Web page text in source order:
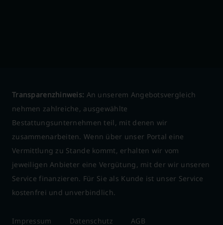
Transparenzhinweis: An unserem Angebotsvergleich
nehmen zahlreiche, ausgewählte
Bestattungsunternehmen teil, mit denen wir
zusammenarbeiten. Wenn über unser Portal eine
Vermittlung zu Stande kommt, erhalten wir vom
jeweiligen Anbieter eine Vergütung, mit der wir unseren
Service finanzieren. Für Sie als Kunde ist unser Service
kostenfrei und unverbindlich.
Impressum Datenschutz AGB